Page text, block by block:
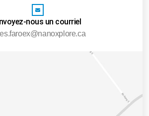
nous un courriel